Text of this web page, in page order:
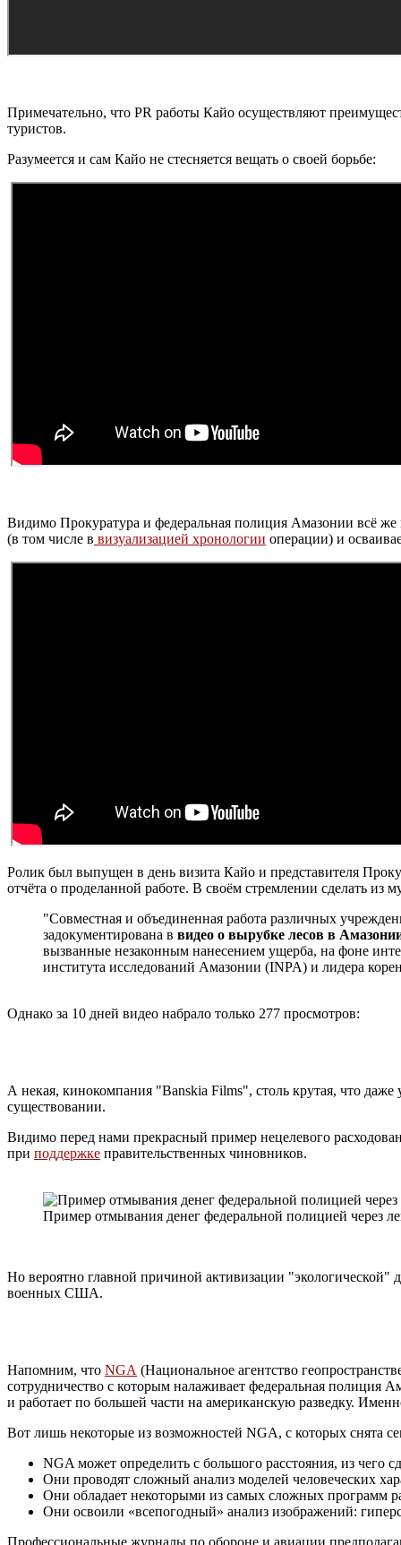
Примечательно, что PR работы Кайо осуществляют
туристов.
Разумеется и сам Кайо не стесняется вещать о своей борьбе:
Видимо Прокуратура и федеральная полиция Амазонии всё
(в том числе в визуализацией хронологии операции) и
Ролик был выпущен в день визита Кайо и представителя
отчёта о проделанной работе. В своём стремлении сделать из
"Совместная и объединенная работа различных
задокументирована в видео о вырубке лесов в
вызванные незаконным нанесением ущерба, на фоне
института исследований Амазонии (INPA) и лидера
Однако за 10 дней видео набрало только 277 просмотров:
А некая, кинокомпания "Banskia Films", столь крутая, что
существовании.
Видимо перед нами прекрасный пример нецелевого
при поддержке правительственных чиновников.
Пример отмывания денег федеральной полицией через
Но вероятно главной причиной активизации
военных США.
Напомним, что NGA (Национальное агентство
сотрудничество с которым налаживает федеральная
и работает по большей части на американскую разведку.
Вот лишь некоторые из возможностей NGA, с которых снята
NGA может определить с большого расстояния, из чего
Они проводят сложный анализ моделей человеческих
Они обладает некоторыми из самых сложных программ
Они освоили «всепогодный» анализ изображений:
Профессиональные журналы по обороне и авиации